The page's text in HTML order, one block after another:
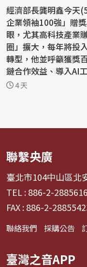
經濟部長龔明鑫今天
企業領袖100強」贈
眼，尤其高科技產業
圈」擴大，每年將投
轉型，他並呼籲獲獎
鏈合作效益、導入AI
骨...4 天
聯繫央廣
臺北市104中山區北
TEL : 886-2-
FAX : 886-2-
聯絡我們 採購公告
臺灣之音APP